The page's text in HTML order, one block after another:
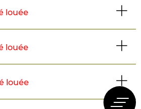
LE PLAN
pi2
LE PLAN
pi2
LE PLAN
louée
pi2
louée
louée